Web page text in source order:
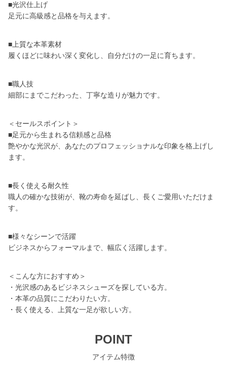
■光沢仕上げ
足元に高級感と品格を与えます。
■上質な本革素材
履くほどに味わい深く変化し、自分だけの一足に育ちます。
■職人技
細部にまでこだわった、丁寧な造りが魅力です。
＜セールスポイント＞
■足元から生まれる信頼感と品格
艶やかな光沢が、あなたのプロフェッショナルな印象を格上げし
ます。
■長く使える耐久性
職人の確かな技術が、靴の寿命を延ばし、長くご愛用いただけま
す。
■様々なシーンで活躍
ビジネスからフォーマルまで、幅広く活躍します。
＜こんな方におすすめ＞
・光沢感のあるビジネスシューズを探している方。
・本革の品質にこだわりたい方。
・長く使える、上質な一足が欲しい方。
POINT
アイテム特徴